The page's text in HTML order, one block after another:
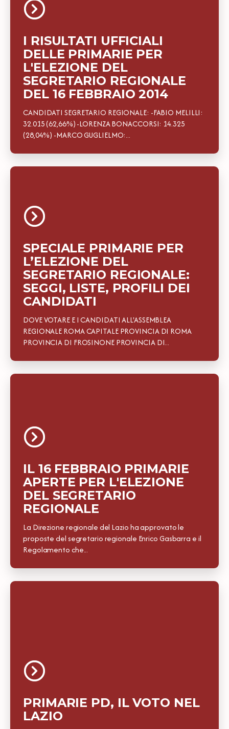
I RISULTATI UFFICIALI
DELLE PRIMARIE PER
L'ELEZIONE DEL
SEGRETARIO REGIONALE
DEL 16 FEBBRAIO 2014
CANDIDATI SEGRETARIO REGIONALE: -FABIO MELILLI:
32.015 (62,66%) -LORENZA BONACCORSI: 14.325
(28,04%) -MARCO GUGLIELMO:...
SPECIALE PRIMARIE PER
L’ELEZIONE DEL
SEGRETARIO REGIONALE:
SEGGI, LISTE, PROFILI DEI
CANDIDATI
DOVE VOTARE E I CANDIDATI ALL'ASSEMBLEA
REGIONALE ROMA CAPITALE PROVINCIA DI ROMA
PROVINCIA DI FROSINONE PROVINCIA DI...
IL 16 FEBBRAIO PRIMARIE
APERTE PER L'ELEZIONE
DEL SEGRETARIO
REGIONALE
La Direzione regionale del Lazio ha approvato le
proposte del segretario regionale Enrico Gasbarra e il
Regolamento che...
PRIMARIE PD, IL VOTO NEL
LAZIO